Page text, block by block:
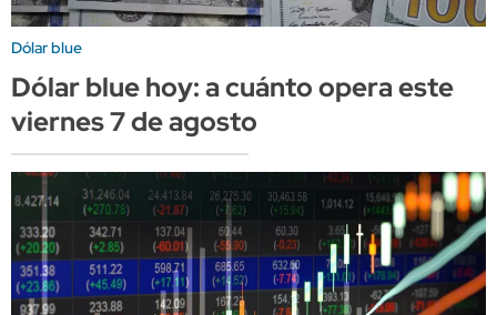
Dólar blue
Dólar blue hoy: a cuánto opera este
viernes 7 de agosto